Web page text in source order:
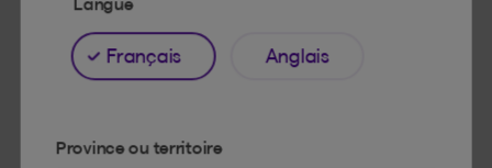
Langue
Français Anglais
Province ou territoire